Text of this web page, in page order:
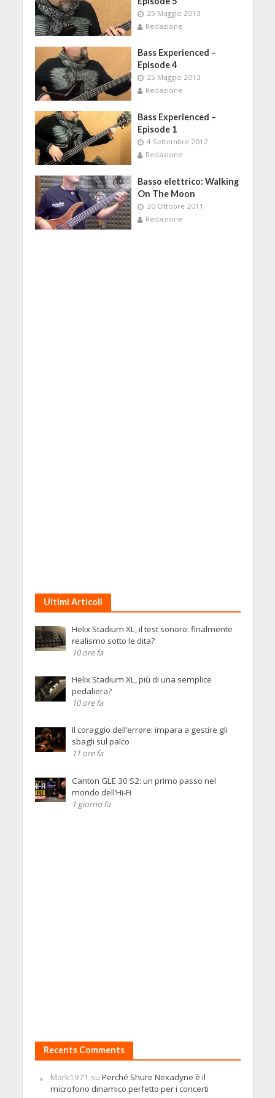
25 Maggio 2013
Redazione
Bass Experienced –
Episode 4
25 Maggio 2013
Redazione
Bass Experienced –
Episode 1
4 Settembre 2012
Redazione
Basso elettrico: Walking
On The Moon
20 Ottobre 2011
Redazione
Ultimi Articoli
Helix Stadium XL, il test sonoro: finalmente
realismo sotto le dita?
10 ore fa
Helix Stadium XL, più di una semplice
pedaliera?
10 ore fa
Il coraggio dell’errore: impara a gestire gli
sbagli sul palco
11 ore fa
Canton GLE 30 S2: un primo passo nel
mondo dell’Hi-Fi
1 giorno fa
Recents Comments
Mark1971 su Perché Shure Nexadyne è il
microfono dinamico perfetto per i concerti